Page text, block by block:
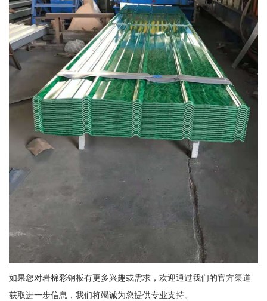
如果您对岩棉彩钢板有更多兴趣或需求，欢迎通过我们的官方渠道
获取进一步信息，我们将竭诚为您提供专业支持。